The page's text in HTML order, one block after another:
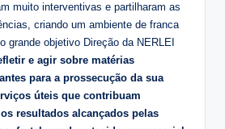
muito interventivas e partilharam as
criando um ambiente de franca
grande objetivo Direção da NERLEI
e agir sobre matérias
para a prossecução da sua
úteis que contribuam
resultados alcançados pelas